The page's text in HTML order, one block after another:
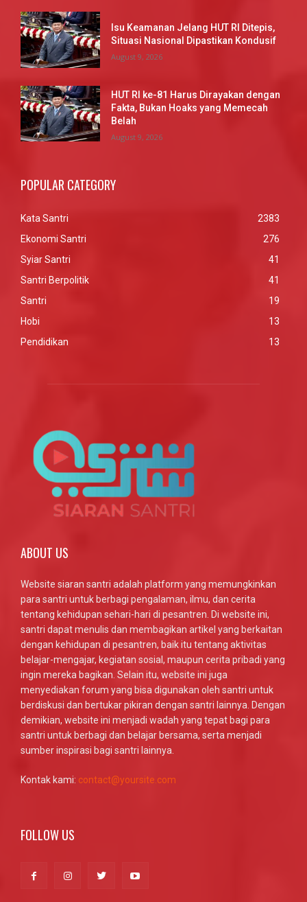
Isu Keamanan Jelang HUT RI Ditepis,
Situasi Nasional Dipastikan Kondusif
August 9, 2026
HUT RI ke-81 Harus Dirayakan dengan
Fakta, Bukan Hoaks yang Memecah
Belah
August 9, 2026
POPULAR CATEGORY
Kata Santri
2383
Ekonomi Santri
276
Syiar Santri
41
Santri Berpolitik
41
Santri
19
Hobi
13
Pendidikan
13
ABOUT US
Website siaran santri adalah platform yang memungkinkan
para santri untuk berbagi pengalaman, ilmu, dan cerita
tentang kehidupan sehari-hari di pesantren. Di website ini,
santri dapat menulis dan membagikan artikel yang berkaitan
dengan kehidupan di pesantren, baik itu tentang aktivitas
belajar-mengajar, kegiatan sosial, maupun cerita pribadi yang
ingin mereka bagikan. Selain itu, website ini juga
menyediakan forum yang bisa digunakan oleh santri untuk
berdiskusi dan bertukar pikiran dengan santri lainnya. Dengan
demikian, website ini menjadi wadah yang tepat bagi para
santri untuk berbagi dan belajar bersama, serta menjadi
sumber inspirasi bagi santri lainnya.
Kontak kami: contact@yoursite.com
FOLLOW US